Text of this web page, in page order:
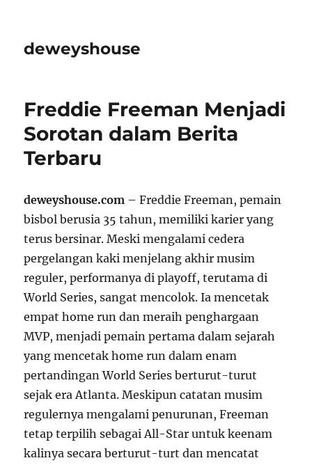
deweyshouse
Freddie Freeman Menjadi
Sorotan dalam Berita
Terbaru
deweyshouse.com – Freddie Freeman, pemain
bisbol berusia 35 tahun, memiliki karier yang
terus bersinar. Meski mengalami cedera
pergelangan kaki menjelang akhir musim
reguler, performanya di playoff, terutama di
World Series, sangat mencolok. Ia mencetak
empat home run dan meraih penghargaan
MVP, menjadi pemain pertama dalam sejarah
yang mencetak home run dalam enam
pertandingan World Series berturut-turut
sejak era Atlanta. Meskipun catatan musim
regulernya mengalami penurunan, Freeman
tetap terpilih sebagai All-Star untuk keenam
kalinya secara berturut-turt dan mencatat